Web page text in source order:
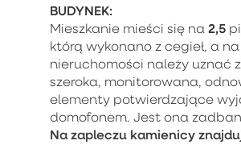
BUDYNEK:
Mieszkanie mieści się na 2,5
którą wykonano z cegieł, a
nieruchomości należy uznać
szeroka, monitorowana,
elementy potwierdzające
domofonem. Jest ona
Na zapleczu kamienicy